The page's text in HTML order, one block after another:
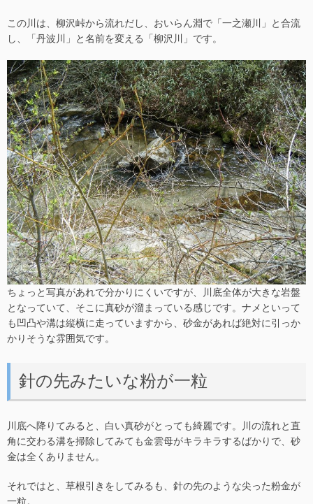
この川は、柳沢峠から流れだし、おいらん淵で「一之瀬川」と合流
し、「丹波川」と名前を変える「柳沢川」です。
ちょっと写真があれで分かりにくいですが、川底全体が大きな岩盤
となっていて、そこに真砂が溜まっている感じです。ナメといって
も凹凸や溝は縦横に走っていますから、砂金があれば絶対に引っか
かりそうな雰囲気です。
針の先みたいな粉が一粒
川底へ降りてみると、白い真砂がとっても綺麗です。川の流れと直
角に交わる溝を掃除してみても金雲母がキラキラするばかりで、砂
金は全くありません。
それではと、草根引きをしてみるも、針の先のような尖った粉金が
一粒。